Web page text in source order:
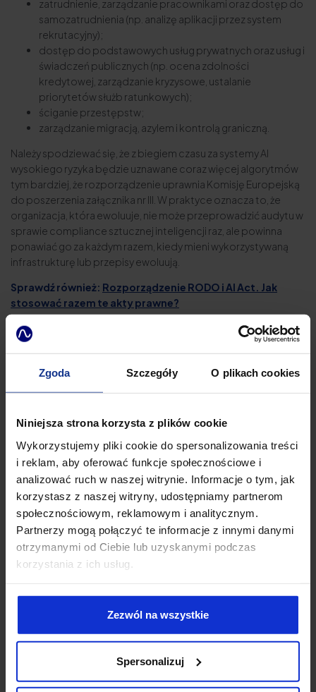
Zgoda Szczegóły O plikach cookies
Niniejsza strona korzysta z plików cookie
Wykorzystujemy pliki cookie do spersonalizowania treści
i reklam, aby oferować funkcje społecznościowe i
analizować ruch w naszej witrynie. Informacje o tym, jak
korzystasz z naszej witryny, udostępniamy partnerom
społecznościowym, reklamowym i analitycznym.
Partnerzy mogą połączyć te informacje z innymi danymi
otrzymanymi od Ciebie lub uzyskanymi podczas
korzystania z ich usług.
Zezwól na wszystkie
Spersonalizuj
zatrudnienie, zarządzanie pracownikami oraz dostęp do
samozatrudnienia (np. analizę aplikacji przez system
rekrutacyjny);
dostęp do podstawowych usług prywatnych oraz usług i
świadczeń publicznych (np. ocena zdolności
kredytowej, zarządzanie kryzysowe, ustalanie
priorytetów służb ratunkowych);
ściganie przestępstw;
zarządzanie migracją, azylem i kontrolą graniczną.
Należy spodziewać się, że z biegiem czasu za systemy AI
wysokiego ryzyka będzie uznawane coraz więcej algorytmów
tym bardziej, że rozporządzenie uprawnia Komisję Europejską
do poszerzenia załącznika nr III. W praktyce oznacza to, że
organizacja, która ewoluuje, nie może przeprowadzić audytu w
sprawie compliance sztucznej inteligencji raz, ale powinna
ponawiać go za każdym razem, kiedy mieni wykorzystywaną
infrastrukturę lub przepisy ewoluują.
Sprawdź również: Rozporządzenie RODO i AI Act. Jak
stosować razem te akty prawne?
Kiedy można korzystać z systemów wysokiego
ryzyka?
Rozporządzenie AI Act wprowadza cały szereg wymagań, jakie
software nie przejdzie procedury notyfikacyjnej. W najgorszym
zaś powstaje ryzyko dotkliwej sankcji. Unijny ustawodawca
kładzie nacisk na:
opracowanie systemu zarządzania ryzykiem;
właściwe procedury zbierania i walidacji danych, z
których będzie korzystał system AI;
obszerną dokumentację techniczną;
wprowadzenie mechanizmu rejestrowania zdarzeń;
transparentność i udostępnianie kluczowych informacji
użytkownikom;
dokładność, solidność i odpowiednio wysoki poziom
bezpieczeństwa AI;
korzystania z AI zamykają się w kilku punktach, są one
rozbudowane i wiążą się z koniecznością implementacji